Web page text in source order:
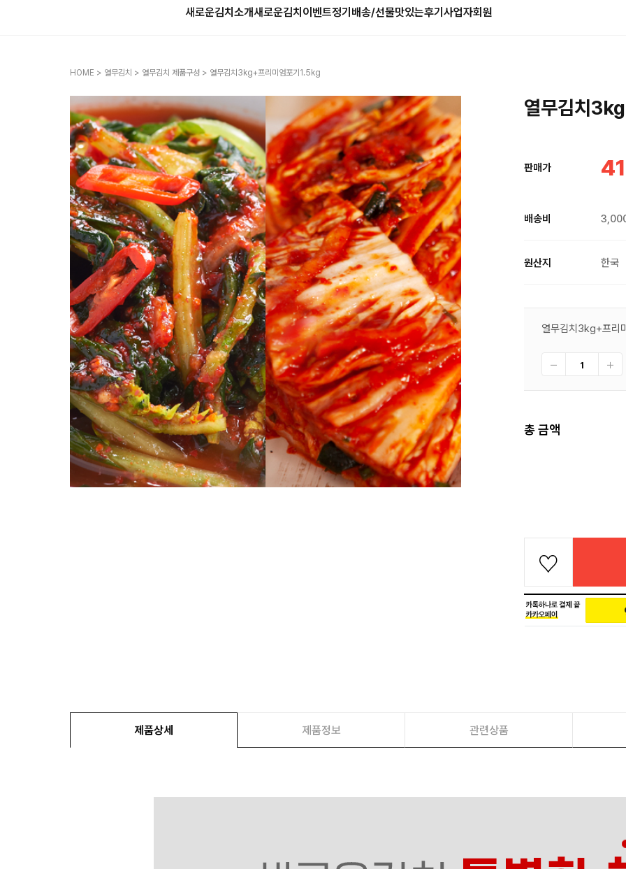
새로운김치소개새로운김치 이벤트정기배송/선물맛있는후기 사업자회원
HOME > 열무김치 > 열무김치 제품구성 > 열무김치3kg+프리미엄포기1.5kg
열무김치
판매가 41
배송비
원산지 한국
열무김치3kg+프리
총 금액
제품상세 제품정보 관련상품